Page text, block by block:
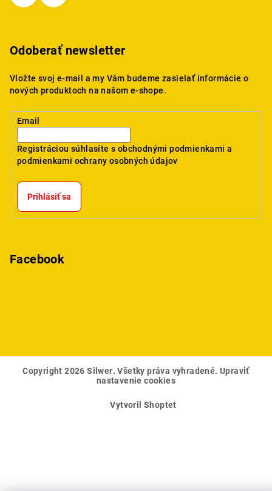
Odoberať newsletter
Vložte svoj e-mail a my Vám budeme zasielať informácie o
nových produktoch na našom e-shope.
Email
Registráciou súhlasíte s obchodnými podmienkami a
podmienkami ochrany osobných údajov
Prihlásiť sa
Facebook
Copyright 2026Silwer. Všetky práva vyhradené. Upraviť
nastavenie cookies
Vytvoril Shoptet